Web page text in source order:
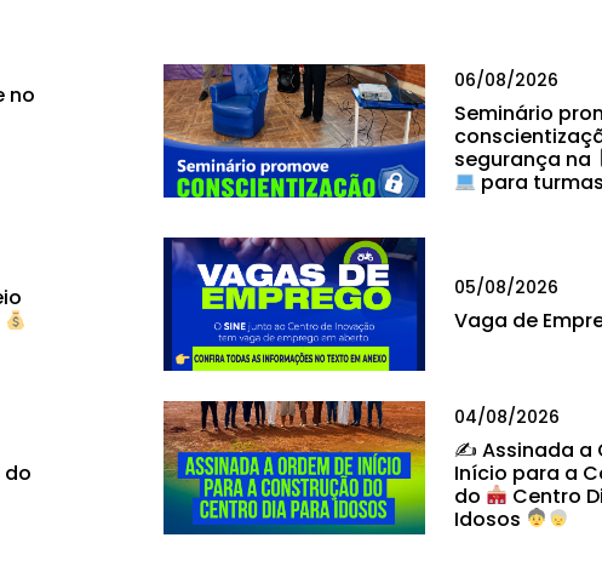
no
06/08/2026
Seminário
segurança na
para
05/08/2026
Vaga de
04/08/2026
✍ Assinada a
Início para a
do
Centro
Idosos